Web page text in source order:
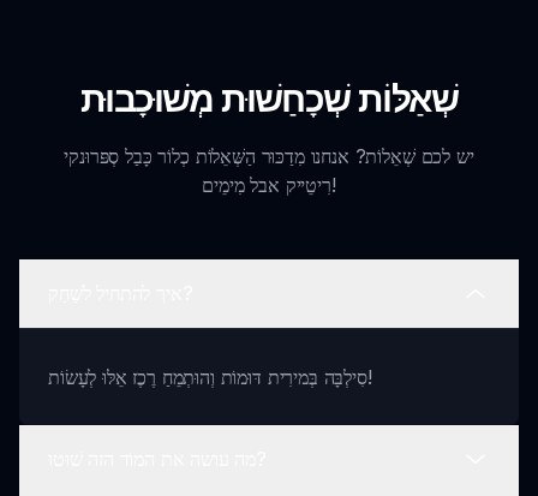
שְׁאַלּוֹת שְׁכָחַשׁוּת מְשׁוּכָבוּת
יש לכם שְׁאֵלוֹת? אנחנו מִדַכּוּר הַשְּׁאֵלוֹת כְלוֹר כָּבַל סְפּרוּנקי
רִיטֵייק אבל מִימֵים!
סִילְבָּה בְּמירִית דּוּמוֹת וְהוּתְמֵחַ רֶכֶז אֵלּוּ לְעָשׂוֹת!